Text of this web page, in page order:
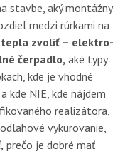
stavbe, aký montážny
medzi rúrkami na
tepla zvoliť – elektro-
čerpadlo, aké typy
kde je vhodné
kde NIE, kde nájdem
realizátora,
vykurovanie,
prečo je dobré mať